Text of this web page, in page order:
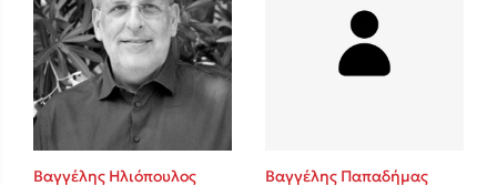
Βαγγέλης Ηλιόπουλος Βαγγέλης Παπαδήμας